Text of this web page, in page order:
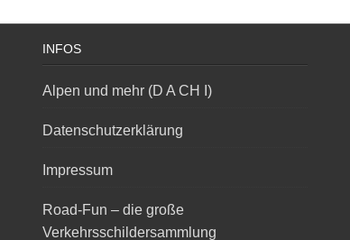
INFOS
Alpen und mehr (D A CH I)
Datenschutzerklärung
Impressum
Road-Fun – die große
Verkehrsschildersammlung